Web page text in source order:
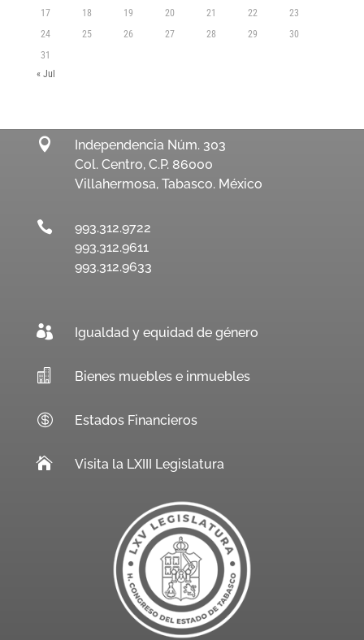
17
18 19 20 21 22
23
24
25 26 27 28 29
30
31
« Jul

Independencia Núm. 303
Col. Centro, C.P. 86000
Villahermosa, Tabasco. México

993.312.9722
993.312.9611
993.312.9633
 Igualdad y equidad de género
 Bienes muebles e inmuebles
 Estados Financieros
 Visita la LXIII Legislatura